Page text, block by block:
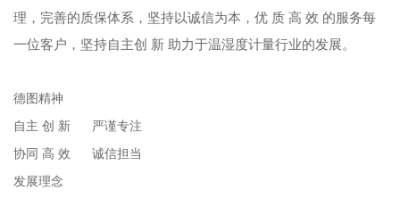
理，完善的质保体系，坚持以诚信为本，优 质 高 效 的服务每
一位客户，坚持自主创 新 助力于温湿度计量行业的发展。
德图精神
自主 创 新 严谨专注
协同 高 效 诚信担当
发展理念